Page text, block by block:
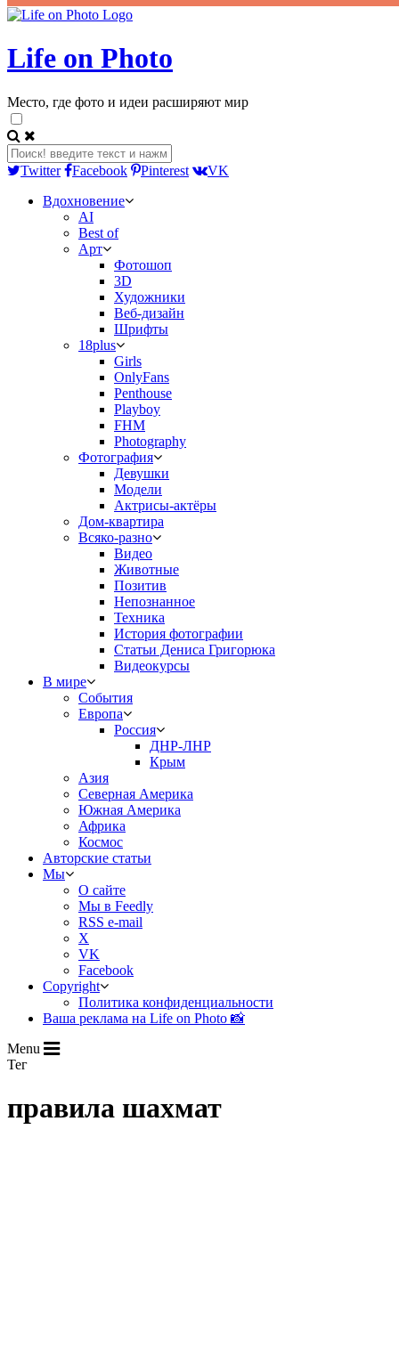
Life on Photo
Место, где фото и идеи расширяют мир
Twitter Facebook Pinterest
VK
Вдохновение
AI
Best of
Арт
Фотошоп
3D
Художники
Веб-дизайн
Шрифты
18plus
Girls
OnlyFans
Penthouse
Playboy
FHM
Photography
Фотография
Девушки
Модели
Актрисы-актёры
Дом-квартира
Всяко-разно
Видео
Животные
Позитив
Непознанное
Техника
История фотографии
Статьи Дениса Григорюка
Видеокурсы
В мире
События
Европа
Россия
ДНР-ЛНР
Крым
Азия
Северная Америка
Южная Америка
Африка
Космос
Авторские статьи
Мы
О сайте
Мы в Feedly
RSS e-mail
X
VK
Facebook
Copyright
Политика конфиденциальности
Ваша реклама на Life on Photo 📸
Menu
Тег
правила шахмат